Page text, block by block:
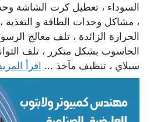
السوداء ، تعطيل كرت الشاشة
، مشاكل وحدات الطاقة و التغذية
الحرارة الزائدة ، تلف معالج
الحاسوب بشكل متكرر ، تلف
سبلاي ، تنظيف مآخذ ... اقرأ